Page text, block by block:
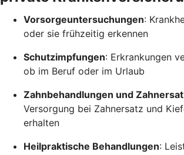
Vorsorgeuntersuchungen:
oder sie frühzeitig erkennen
Schutzimpfungen: Erkrankungen
ob im Beruf oder im Urlaub
Zahnbehandlungen und
Versorgung bei Zahnersatz und
erhalten
Heilpraktische Behandlungen: